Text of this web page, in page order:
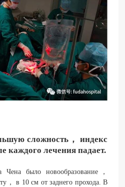
сложность， индекс
каждого лечения падает.
было новообразование，
， в 10 см от заднего прохода. В